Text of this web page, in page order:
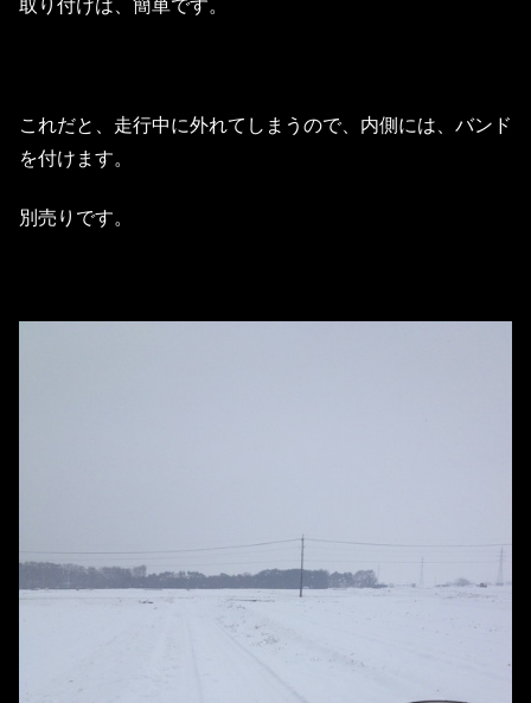
取り付けは、簡単です。
これだと、走行中に外れてしまうので、内側には、バンド
を付けます。
別売りです。